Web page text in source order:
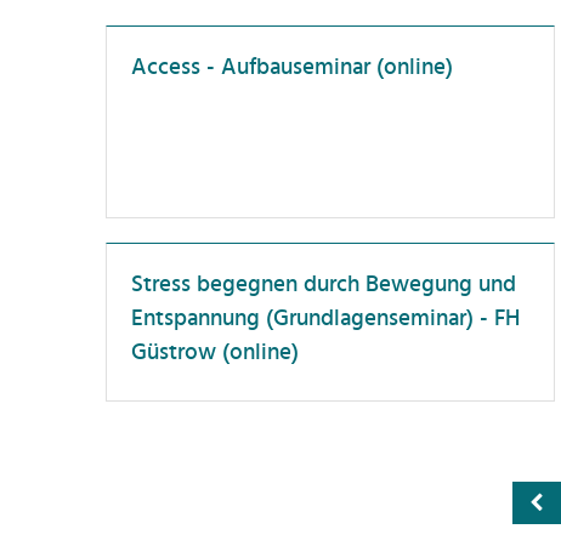
ng
Führungskräfte
Professor:innen
Promovierende
Wissenschaftler:innen
Access - Aufbauseminar (online)
Stress begegnen durch Bewegung und
Entspannung (Grundlagenseminar) - FH
Güstrow (online)